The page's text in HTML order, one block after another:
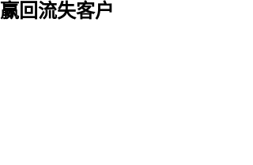
赢回流失客户